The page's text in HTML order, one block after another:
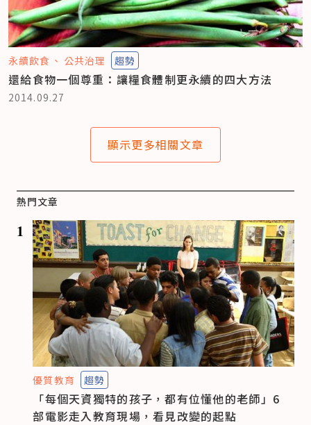
永續飲食 公共治理 趨勢
還給食物一個尊重：讓糧食體制更永續的四大方法
2014.09.27
顯示更多相關文章
熱門文章
1
優質教育 趨勢
「每個天資獨特的孩子，都有位懂他的老師」6
部電影走入教育現場，看見改變的起點